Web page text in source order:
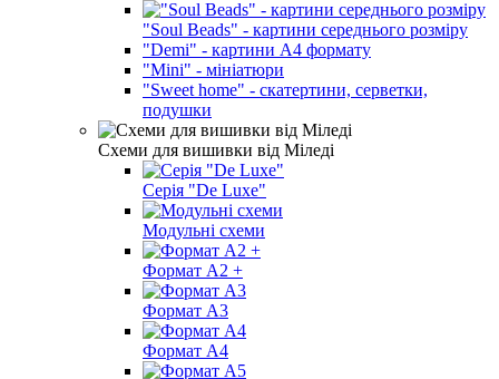
"Soul Beads" - картини середнього розміру
"Demi" - картини А4 формату
"Mini" - мініатюри
"Sweet home" - скатертини, серветки,
подушки
Схеми для вишивки від Міледі
Серія "De Luxe"
Модульні схеми
Формат A2 +
Формат A3
Формат A4